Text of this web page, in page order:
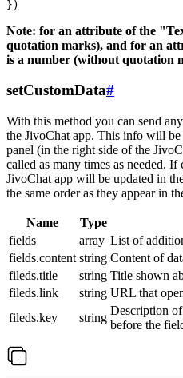
Note: for an attribute of the
quotation marks), and for an
is a number (without quotation
setCustomData#
With this method you can send
the JivoChat app. This info will
panel (in the right side of the
called as many times as needed.
JivoChat app will be updated in
the same order as they appear in
Name Type
fields
array List of
fields.content string Content of
fileds.title
string Title shown
fileds.link
string URL that
fileds.key
string
Description
before the